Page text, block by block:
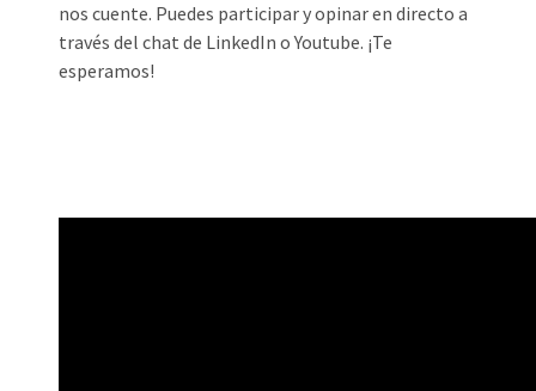
nos cuente. Puedes participar y opinar en directo a
través del chat de LinkedIn o Youtube. ¡Te
esperamos!